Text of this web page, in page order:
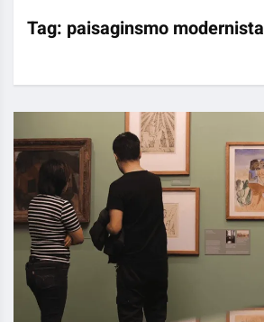
Tag: paisaginsmo modernista